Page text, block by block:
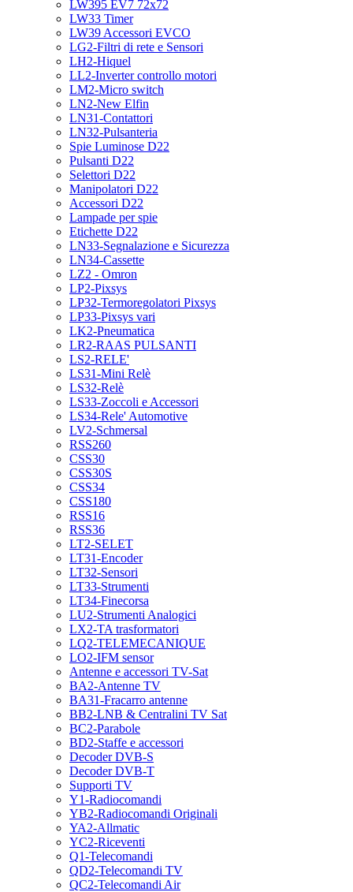
LW395 EV7 72x72
LW33 Timer
LW39 Accessori EVCO
LG2-Filtri di rete e Sensori
LH2-Hiquel
LL2-Inverter controllo motori
LM2-Micro switch
LN2-New Elfin
LN31-Contattori
LN32-Pulsanteria
Spie Luminose D22
Pulsanti D22
Selettori D22
Manipolatori D22
Accessori D22
Lampade per spie
Etichette D22
LN33-Segnalazione e Sicurezza
LN34-Cassette
LZ2 - Omron
LP2-Pixsys
LP32-Termoregolatori Pixsys
LP33-Pixsys vari
LK2-Pneumatica
LR2-RAAS PULSANTI
LS2-RELE'
LS31-Mini Relè
LS32-Relè
LS33-Zoccoli e Accessori
LS34-Rele' Automotive
LV2-Schmersal
RSS260
CSS30
CSS30S
CSS34
CSS180
RSS16
RSS36
LT2-SELET
LT31-Encoder
LT32-Sensori
LT33-Strumenti
LT34-Finecorsa
LU2-Strumenti Analogici
LX2-TA trasformatori
LQ2-TELEMECANIQUE
LO2-IFM sensor
Antenne e accessori TV-Sat
BA2-Antenne TV
BA31-Fracarro antenne
BB2-LNB & Centralini TV Sat
BC2-Parabole
BD2-Staffe e accessori
Decoder DVB-S
Decoder DVB-T
Supporti TV
Y1-Radiocomandi
YB2-Radiocomandi Originali
YA2-Allmatic
YC2-Riceventi
Q1-Telecomandi
QD2-Telecomandi TV
QC2-Telecomandi Air